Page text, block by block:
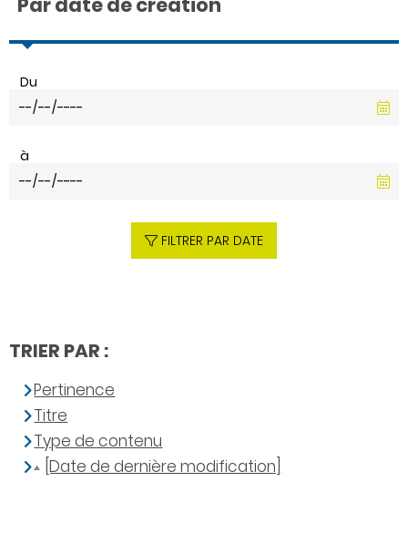
Du
à
FILTRER PAR DATE
TRIER PAR :
Pertinence
Titre
Type de contenu
[Date de dernière modification]